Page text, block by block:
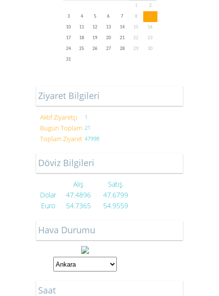
1
2
3
4 5 6 7 8
9
10
11 12 13 14 15
16
17
18 19 20 21 22
23
24
25 26 27 28 29
30
31
Ziyaret Bilgileri
Aktif Ziyaretçi 1
Bugün Toplam 21
Toplam Ziyaret 47998
Döviz Bilgileri
Alış
Satış
Dolar
47.4896
47.6799
Euro
54.7365 54.9559
Hava Durumu
Saat